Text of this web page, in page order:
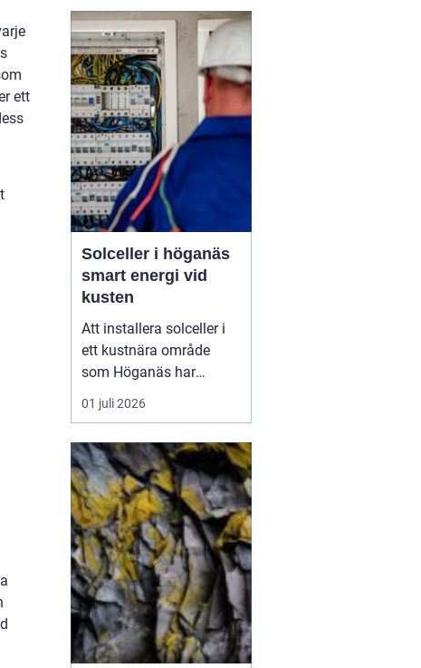
ett
varmvatten och
fastighetsel, och vilka
åtgärder som kan göra
huset mer effektivt. I
Örebro, där klimatet
ställer krav ...
Solceller i höganäs
smart energi vid
kusten
Att installera solceller i
ett kustnära område
som Höganäs har
många fördelar. Du får
lägre elkostnader,
klimatpåverkan och gör
din fastighet mer
attraktiv. Samtidigt finns
det lokala
förutsättningar att ta
hänsyn till: vind, salt luft,
t...
01 juli 2026